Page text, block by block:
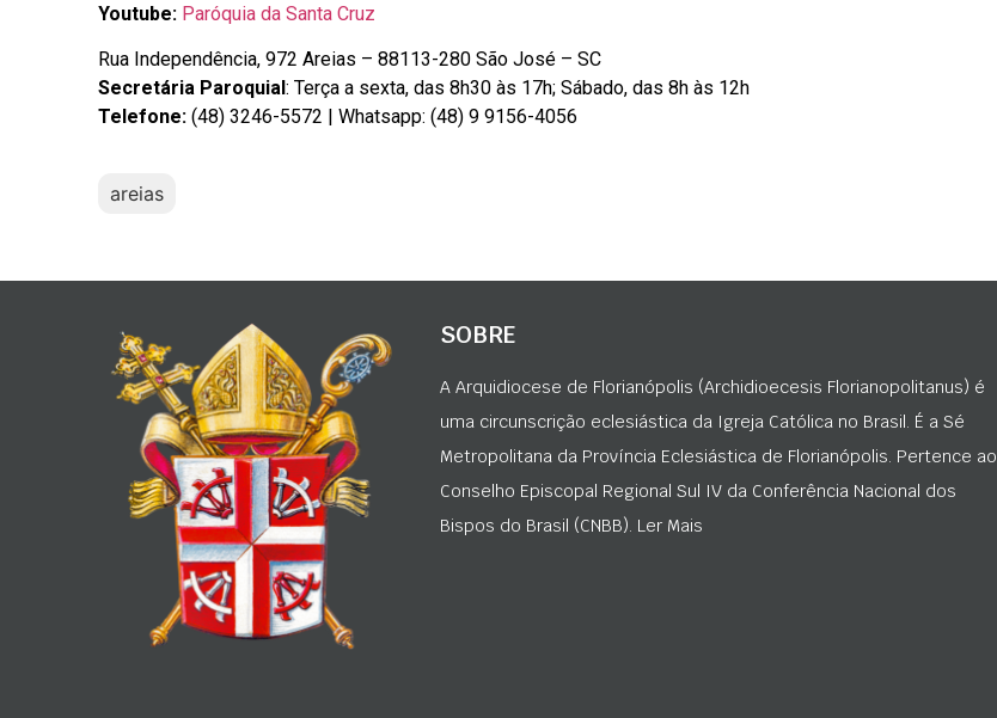
Youtube: Paróquia da Santa Cruz
Rua Independência, 972 Areias – 88113-280 São José – SC
Secretária Paroquial : Terça a sexta, das 8h30 às 17h; Sábado, das 8h às 12h
Telefone: (48) 3246-5572 | Whatsapp: (48) 9 9156-4056
areias
SOBRE
A Arquidiocese de Florianópolis (Archidioecesis Florianopolitanus) é
uma circunscrição eclesiástica da Igreja Católica no Brasil. É a Sé
Metropolitana da Província Eclesiástica de Florianópolis. Pertence ao
Conselho Episcopal Regional Sul IV da Conferência Nacional dos
Bispos do Brasil (CNBB). Ler Mais